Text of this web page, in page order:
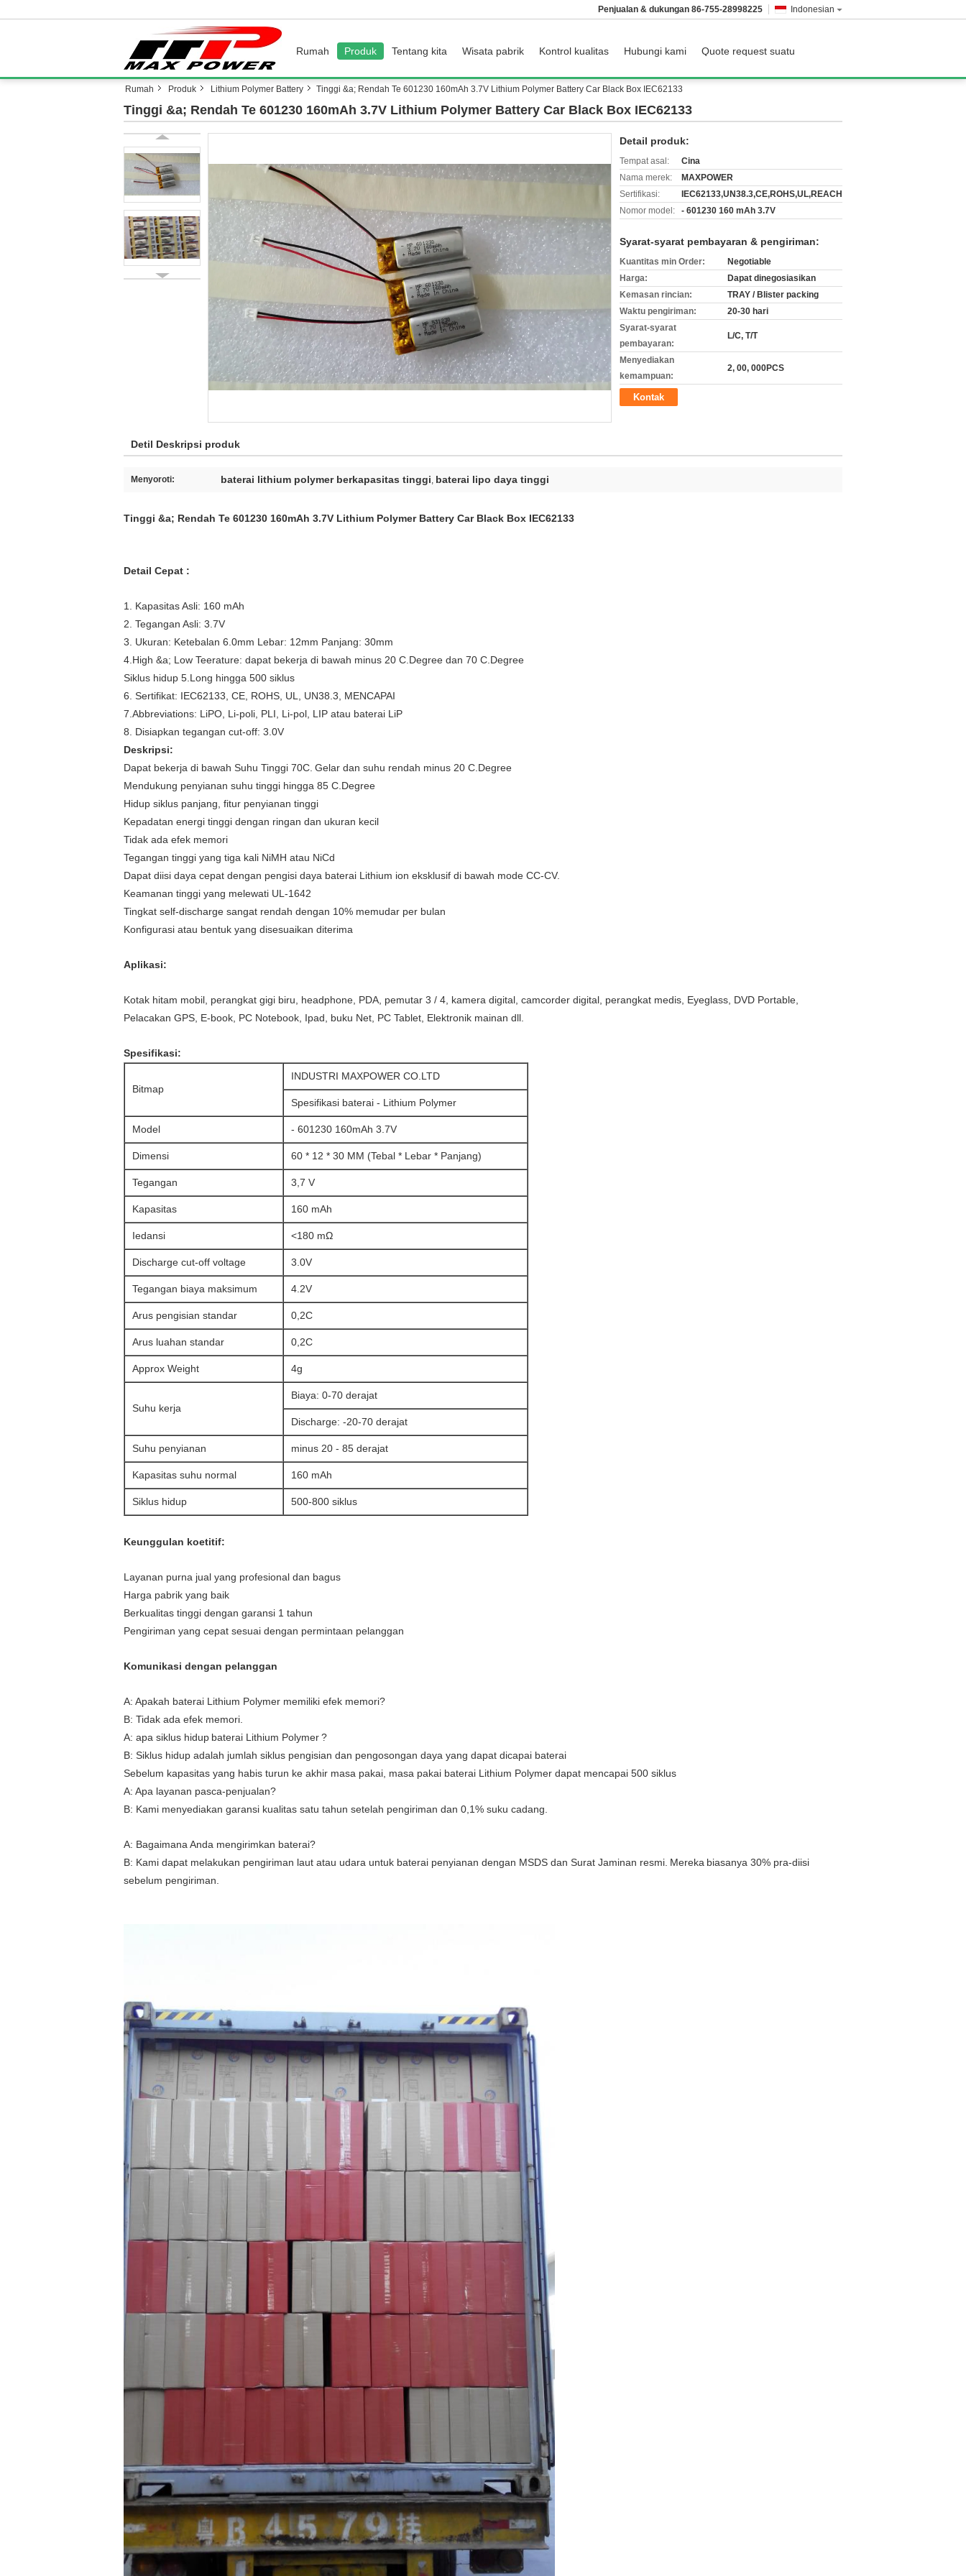
Indonesian
Penjualan & dukungan 86-755-28998225
Rumah Produk Tentang kita Wisata pabrik Kontrol kualitas Hubungi kami Quote request suatu
Rumah Produk Lithium Polymer Battery Tinggi &a; Rendah Te 601230 160mAh 3.7V Lithium Polymer Battery Car Black Box IEC62133
Tinggi &a; Rendah Te 601230 160mAh 3.7V Lithium Polymer Battery Car Black Box IEC62133
Detail produk:
Tempat asal:
Cina
Nama merek:
MAXPOWER
Sertifikasi:
IEC62133,UN38.3,CE,ROHS,UL,REACH
Nomor model:
- 601230 160 mAh 3.7V
Syarat-syarat pembayaran & pengiriman:
Kuantitas min Order:
Negotiable
Harga:
Dapat dinegosiasikan
Kemasan rincian:
TRAY / Blister packing
Waktu pengiriman:
20-30 hari
Syarat-syarat
pembayaran:
L/C, T/T
Menyediakan
kemampuan:
2, 00, 000PCS
Kontak
Detil Deskripsi produk
Menyoroti: baterai lithium polymer berkapasitas tinggi, baterai lipo daya tinggi
Tinggi &a; Rendah Te 601230 160mAh 3.7V Lithium Polymer Battery Car Black Box IEC62133
Detail Cepat :
1. Kapasitas Asli: 160 mAh
2. Tegangan Asli: 3.7V
3. Ukuran: Ketebalan 6.0mm Lebar: 12mm Panjang: 30mm
4.High &a; Low Teerature: dapat bekerja di bawah minus 20 C.Degree dan 70 C.Degree
Siklus hidup 5.Long hingga 500 siklus
6. Sertifikat: IEC62133, CE, ROHS, UL, UN38.3, MENCAPAI
7.Abbreviations: LiPO, Li-poli, PLI, Li-pol, LIP atau baterai LiP
8. Disiapkan tegangan cut-off: 3.0V
Deskripsi:
Dapat bekerja di bawah Suhu Tinggi 70C. Gelar dan suhu rendah minus 20 C.Degree
Mendukung penyianan suhu tinggi hingga 85 C.Degree
Hidup siklus panjang, fitur penyianan tinggi
Kepadatan energi tinggi dengan ringan dan ukuran kecil
Tidak ada efek memori
Tegangan tinggi yang tiga kali NiMH atau NiCd
Dapat diisi daya cepat dengan pengisi daya baterai Lithium ion eksklusif di bawah mode CC-CV.
Keamanan tinggi yang melewati UL-1642
Tingkat self-discharge sangat rendah dengan 10% memudar per bulan
Konfigurasi atau bentuk yang disesuaikan diterima
Aplikasi:
Kotak hitam mobil, perangkat gigi biru, headphone, PDA, pemutar 3 / 4, kamera digital, camcorder digital, perangkat medis, Eyeglass, DVD Portable,
Pelacakan GPS, E-book, PC Notebook, Ipad, buku Net, PC Tablet, Elektronik mainan dll.
Spesifikasi:
Bitmap
INDUSTRI MAXPOWER CO.LTD
Spesifikasi baterai - Lithium Polymer
Model - 601230 160mAh 3.7V
Dimensi 60 * 12 * 30 MM (Tebal * Lebar * Panjang)
Tegangan 3,7 V
Kapasitas 160 mAh
Iedansi <180 mΩ
Discharge cut-off voltage 3.0V
Tegangan biaya maksimum 4.2V
Arus pengisian standar 0,2C
Arus luahan standar 0,2C
Approx Weight 4g
Suhu kerja
Biaya: 0-70 derajat
Discharge: -20-70 derajat
Suhu penyianan minus 20 - 85 derajat
Kapasitas suhu normal 160 mAh
Siklus hidup 500-800 siklus
Keunggulan koetitif:
Layanan purna jual yang profesional dan bagus
Harga pabrik yang baik
Berkualitas tinggi dengan garansi 1 tahun
Pengiriman yang cepat sesuai dengan permintaan pelanggan
Komunikasi dengan pelanggan
A: Apakah baterai Lithium Polymer memiliki efek memori?
B: Tidak ada efek memori.
A: apa siklus hidup baterai Lithium Polymer?
B: Siklus hidup adalah jumlah siklus pengisian dan pengosongan daya yang dapat dicapai baterai
Sebelum kapasitas yang habis turun ke akhir masa pakai, masa pakai baterai Lithium Polymer dapat mencapai 500 siklus
A: Apa layanan pasca-penjualan?
B: Kami menyediakan garansi kualitas satu tahun setelah pengiriman dan 0,1% suku cadang.
A: Bagaimana Anda mengirimkan baterai?
B: Kami dapat melakukan pengiriman laut atau udara untuk baterai penyianan dengan MSDS dan Surat Jaminan resmi. Mereka biasanya 30% pra-diisi
sebelum pengiriman.